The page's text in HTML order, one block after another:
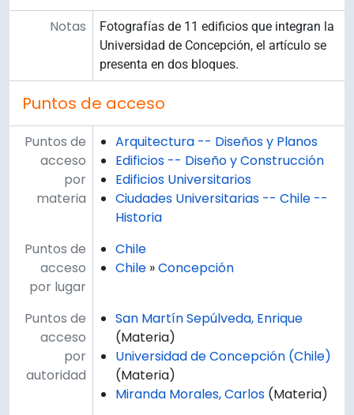
Notas
Fotografías de 11 edificios que integran la
Universidad de Concepción, el artículo se
presenta en dos bloques.
Puntos de acceso
Puntos de
acceso
por
materia
Arquitectura -- Diseños y Planos
Edificios -- Diseño y Construcción
Edificios Universitarios
Ciudades Universitarias -- Chile --
Historia
Puntos de
acceso
por lugar
Chile
Chile »Concepción
Puntos de
acceso
por
autoridad
San Martín Sepúlveda, Enrique
(Materia)
Universidad de Concepción (Chile)
(Materia)
Miranda Morales, Carlos (Materia)